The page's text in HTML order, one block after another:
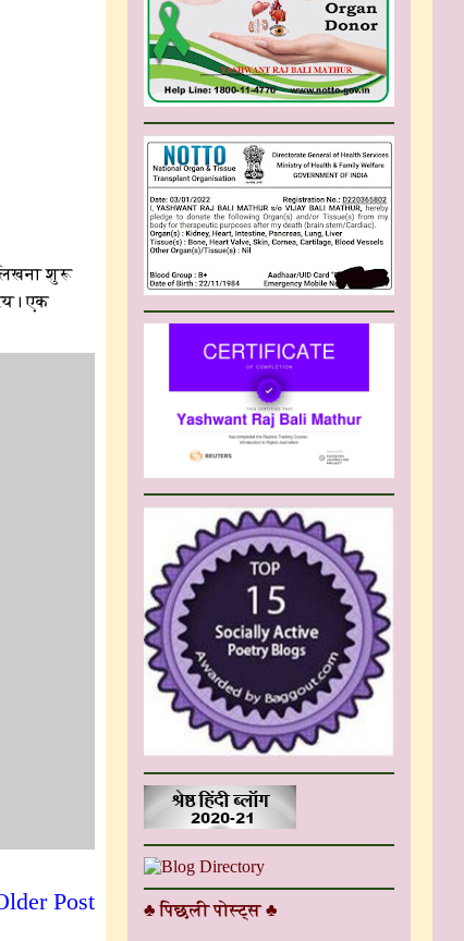
शुरू
एक
Post ♣ पिछली पोस्ट्स ♣